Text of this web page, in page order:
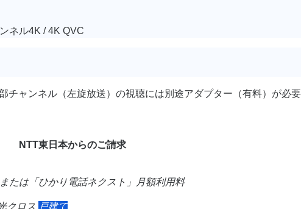
ネル4K / 4K QVC
ャンネル（左旋放送）の視聴には別途アダプター（有料）が必要
NTT東日本からのご請求
または「ひかり電話ネクスト」月額利用料
クロス 戸建て